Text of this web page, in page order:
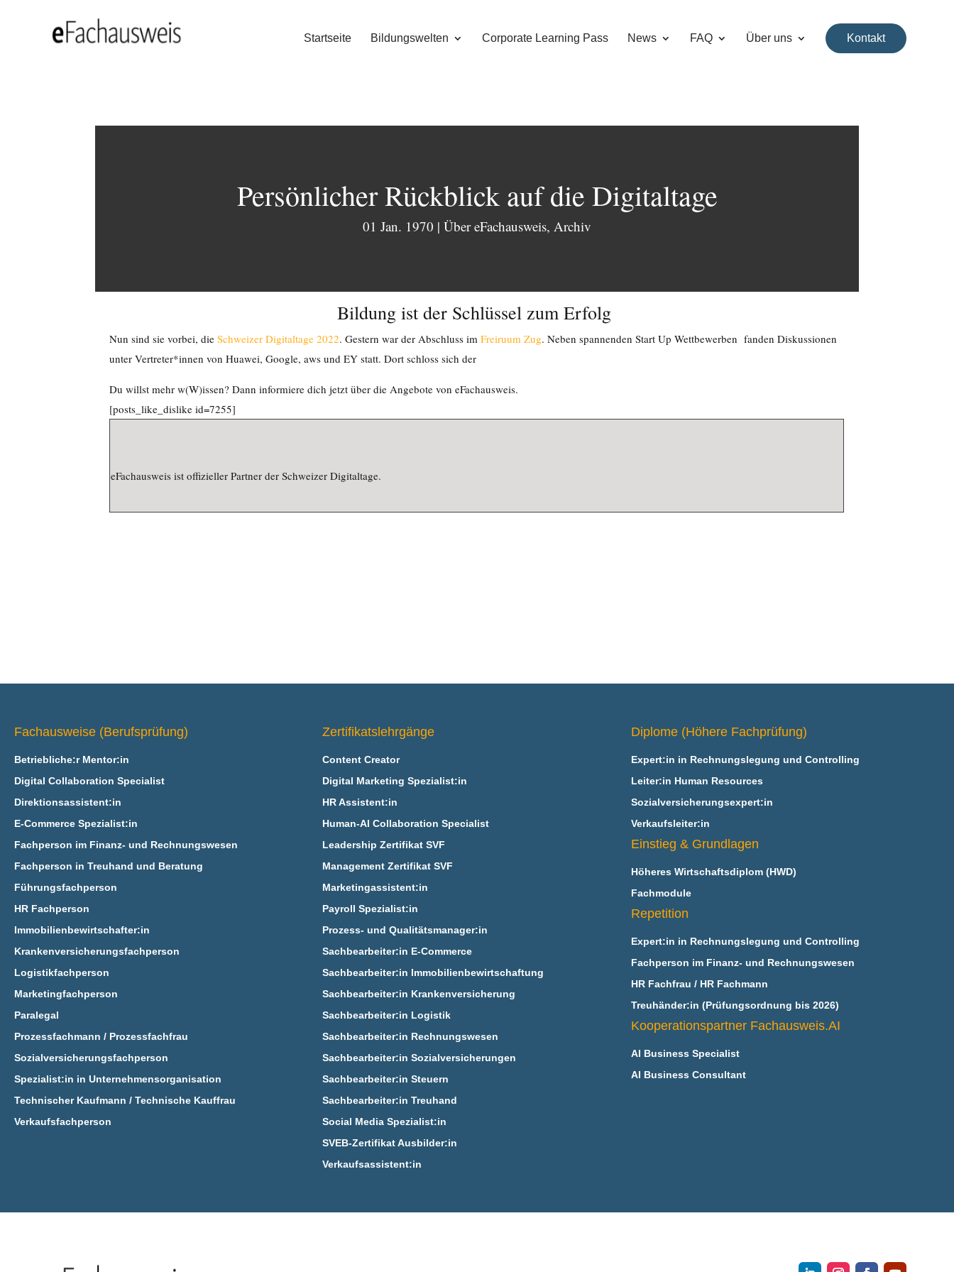
Startseite Bildungswelten Corporate Learning Pass News FAQ Über uns Kontakt
Persönlicher Rückblick auf die Digitaltage
01 Jan. 1970 | Über eFachausweis, Archiv
Bildung ist der Schlüssel zum Erfolg
Nun sind sie vorbei, dieSchweizer Digitaltage 2022. Gestern war der Abschluss imFreiruum Zug. Neben spannenden Start Up Wettbewerben fanden Diskussionen
unter Vertreter*innen von Huawei, Google, aws und EY statt. Dort schloss sich der
Du willst mehr w(W)issen? Dann informiere dich jetzt über die Angebote von eFachausweis.
[posts_like_dislike id=7255]
eFachausweis ist offizieller Partner der Schweizer Digitaltage.
Fachausweise (Berufsprüfung)
Betriebliche:r Mentor:in
Digital Collaboration Specialist
Direktionsassistent:in
E‑Commerce Spezialist:in
Fachperson im Finanz- und Rechnungswesen
Fachperson in Treuhand und Beratung
Führungsfachperson
HR Fachperson
Immobilienbewirtschafter:in
Krankenversicherungsfachperson
Logistikfachperson
Marketingfachperson
Paralegal
Prozessfachmann / Prozessfachfrau
Sozialversicherungsfachperson
Spezialist:in in Unternehmensorganisation
Technischer Kaufmann / Technische Kauffrau
Verkaufsfachperson
Zertifikatslehrgänge
Content Creator
Digital Marketing Spezialist:in
HR Assistent:in
Human-AI Collaboration Specialist
Leadership Zertifikat SVF
Management Zertifikat SVF
Marketingassistent:in
Payroll Spezialist:in
Prozess- und Qualitätsmanager:in
Sachbearbeiter:in E‑Commerce
Sachbearbeiter:in Immobilienbewirtschaftung
Sachbearbeiter:in Krankenversicherung
Sachbearbeiter:in Logistik
Sachbearbeiter:in Rechnungswesen
Sachbearbeiter:in Sozialversicherungen
Sachbearbeiter:in Steuern
Sachbearbeiter:in Treuhand
Social Media Spezialist:in
SVEB-Zertifikat Ausbilder:in
Verkaufsassistent:in
Diplome (Höhere Fachprüfung)
Expert:in in Rechnungslegung und Controlling
Leiter:in Human Resources
Sozialversicherungsexpert:in
Verkaufsleiter:in
Einstieg & Grundlagen
Höheres Wirtschaftsdiplom (HWD)
Fachmodule
Repetition
Expert:in in Rechnungslegung und Controlling
Fachperson im Finanz- und Rechnungswesen
HR Fachfrau / HR Fachmann
Treuhänder:in (Prüfungsordnung bis 2026)
Kooperationspartner Fachausweis.AI
AI Business Specialist
AI Business Consultant